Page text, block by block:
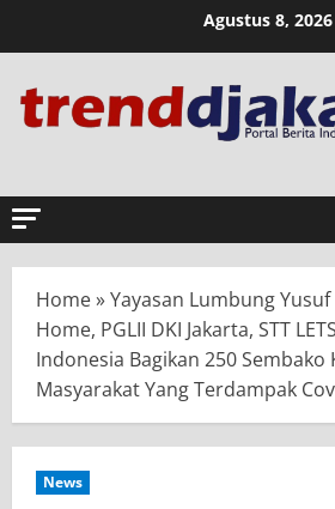
Agustus 8, 2026
Home»Yayasan Lumbung
Home, PGLII DKI Jakarta, STT
Indonesia Bagikan 250 Sembako
Masyarakat Yang Terdampak
News